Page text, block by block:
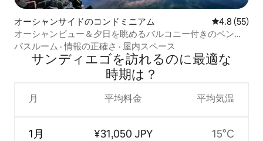
オーシャンサイドのコンドミニアム レビュー55
4.8 (55)
オーシャンビュー＆夕日を眺めるバルコニー付きのペント
ハウス - G-323
バスルーム ·情報の正確さ · 屋内スペース
サンディエゴを訪⁠れ⁠るの⁠に最⁠適⁠な
時⁠期⁠は⁠？
月
1月
平均料金
¥31,050 JPY
平均気温
15°C